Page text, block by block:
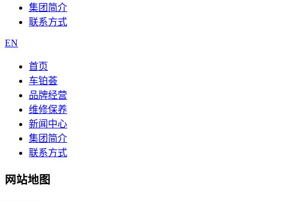
集团简介
联系方式
EN
首页
车铂荟
品牌经营
维修保养
新闻中心
集团简介
联系方式
网站地图